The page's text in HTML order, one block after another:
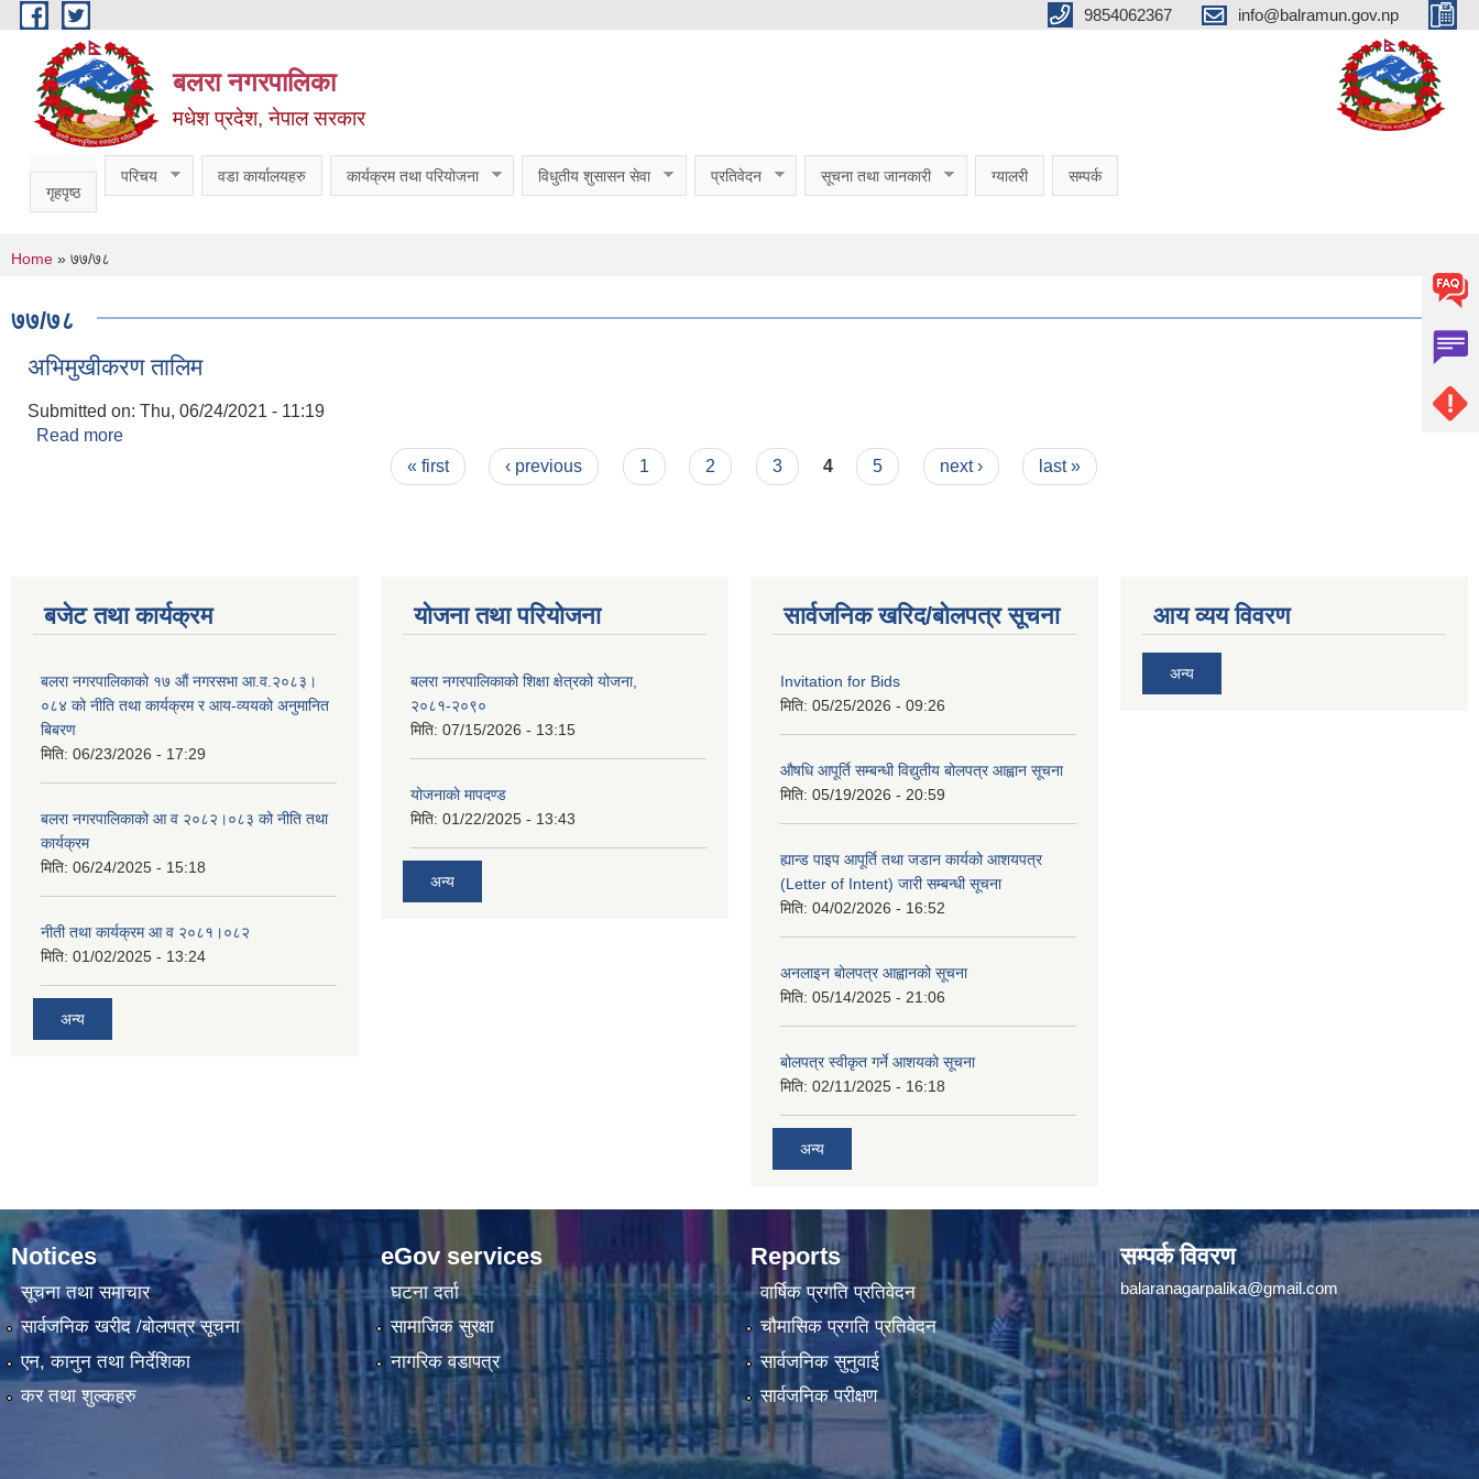
Skip to main content 9854062367 info@balramun.gov.np
बलरा नगरपालिका
मधेश प्रदेश, नेपाल सरकार
गृहपृष्ठ
परिचय वडा कार्यालयहरु कार्यक्रम तथा परियोजना विधुतीय शुसासन सेवा प्रतिवेदन सूचना तथा जानकारी ग्यालरी सम्पर्क
You are here
Home » ७७/७८
७७/७८
अभिमुखीकरण तालिम
Submitted on: Thu, 06/24/2021 - 11:19
Read more
« first ‹ previous 1 2 3 4 5 next › last »
बजेट तथा कार्यक्रम
बलरा नगरपालिकाको १७ औं नगरसभा आ.व.२०८३।
०८४ को नीति तथा कार्यक्रम र आय-व्ययको अनुमानित
बिबरण
मिति: 06/23/2026 - 17:29
बलरा नगरपालिकाको आ व २०८२।०८३ को नीति तथा
कार्यक्रम
मिति: 06/24/2025 - 15:18
नीती तथा कार्यक्रम आ व २०८१।०८२
मिति: 01/02/2025 - 13:24
अन्य
योजना तथा परियोजना
बलरा नगरपालिकाको शिक्षा क्षेत्रको योजना,
२०८१-२०९०
मिति: 07/15/2026 - 13:15
योजनाकाे मापदण्ड
मिति: 01/22/2025 - 13:43
अन्य
सार्वजनिक खरिद/बोलपत्र सूचना
Invitation for Bids
मिति: 05/25/2026 - 09:26
औषधि आपूर्ति सम्बन्धी विद्युतीय बोलपत्र आह्वान सूचना
मिति: 05/19/2026 - 20:59
ह्यान्ड पाइप आपूर्ति तथा जडान कार्यको आशयपत्र
(Letter of Intent) जारी सम्बन्धी सूचना
मिति: 04/02/2026 - 16:52
अनलाइन बोलपत्र आह्वानको सूचना
मिति: 05/14/2025 - 21:06
बोलपत्र स्वीकृत गर्ने आशयकाे सूचना
मिति: 02/11/2025 - 16:18
अन्य
आय व्यय विवरण
अन्य
Notices
सूचना तथा समाचार
सार्वजनिक खरीद /बोलपत्र सूचना
एन, कानुन तथा निर्देशिका
कर तथा शुल्कहरु
eGov services
घटना दर्ता
सामाजिक सुरक्षा
नागरिक वडापत्र
Reports
वार्षिक प्रगति प्रतिवेदन
चौमासिक प्रगति प्रतिवेदन
सार्वजनिक सुनुवाई
सार्वजनिक परीक्षण
सम्पर्क विवरण
balaranagarpalika@gmail.com